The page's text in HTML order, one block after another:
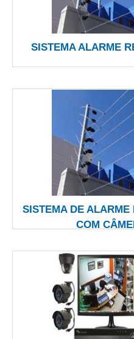
SISTEMA ALARME
SISTEMA DE ALARME
COM